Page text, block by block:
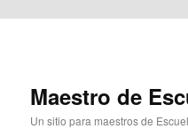
Maestro de
Un sitio para maestros de